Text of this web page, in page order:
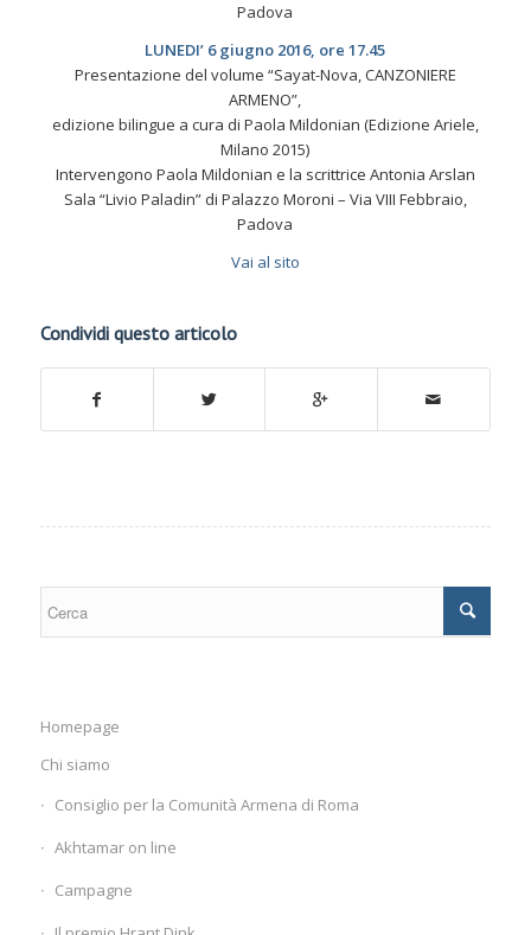
Padova
LUNEDI’ 6 giugno 2016, ore 17.45
Presentazione del volume “Sayat-Nova, CANZONIERE
ARMENO”,
edizione bilingue a cura di Paola Mildonian (Edizione Ariele,
Milano 2015)
Intervengono Paola Mildonian e la scrittrice Antonia Arslan
Sala “Livio Paladin” di Palazzo Moroni – Via VIII Febbraio,
Padova
Vai al sito
Condividi questo articolo
Homepage
Chi siamo
Consiglio per la Comunità Armena di Roma
Akhtamar on line
Campagne